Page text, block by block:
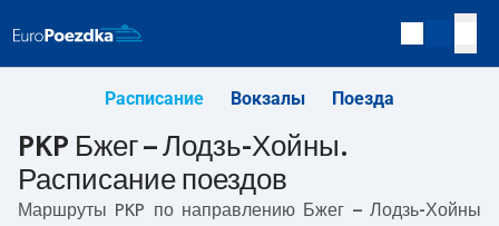
Расписание Вокзалы Поезда
PKP Бжег – Лодзь-Хойны.
Расписание поездов
Маршруты PKP по направлению Бжег – Лодзь-Хойны